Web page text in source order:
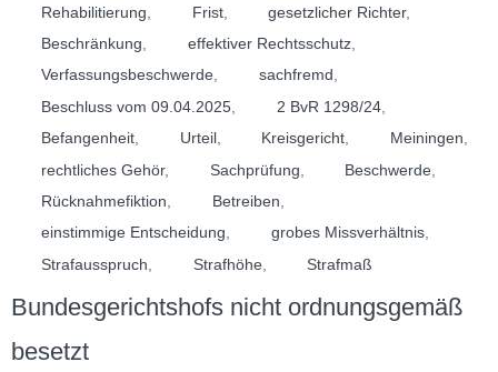
Rehabilitierung
Frist, gesetzlicher Richter,
Beschränkung
effektiver Rechtsschutz,
Verfassungsbeschwerde, sachfremd,
Beschluss vom 09.04.2025
2 BvR 1298/24,
Befangenheit
Urteil, Kreisgericht Meiningen
rechtliches Gehör, Sachprüfung Beschwerde
Rücknahmefiktion
Betreiben
einstimmige Entscheidung, grobes Missverhältnis,
Strafausspruch
Strafhöhe, Strafmaß
Bundesgerichtshofs nicht ordnungsgemäß
besetzt